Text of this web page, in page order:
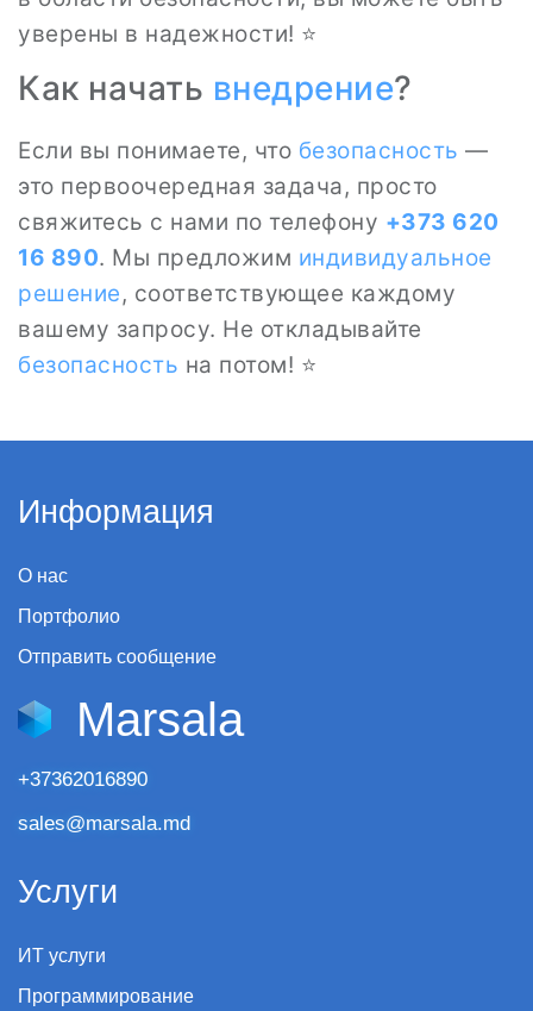
уверены в надежности! ⭐
Как начать внедрение?
Если вы понимаете, что безопасность —
это первоочередная задача, просто
свяжитесь с нами по телефону +373 620
16 890. Мы предложим индивидуальное
решение, соответствующее каждому
вашему запросу. Не откладывайте
безопасность на потом! ⭐
Информация
О нас
Портфолио
Отправить сообщение
Marsala
+37362016890
sales@marsala.md
Услуги
ИТ услуги
Программирование